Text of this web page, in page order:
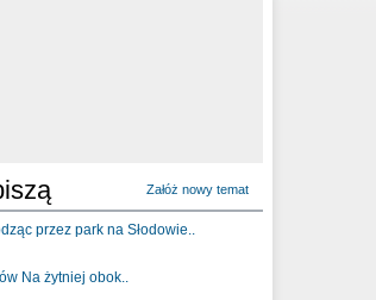
Załóż nowy temat
przez park na Słodowie..
Na żytniej obok..